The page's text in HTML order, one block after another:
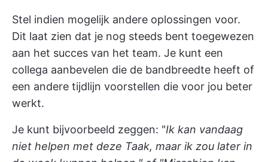
Stel indien mogelijk andere oplossingen voor.
Dit laat zien dat je nog steeds bent toegewezen
aan het succes van het team. Je kunt een
collega aanbevelen die de bandbreedte heeft of
een andere tijdlijn voorstellen die voor jou beter
werkt.
Je kunt bijvoorbeeld zeggen: "Ik kan vandaag
niet helpen met deze Taak, maar ik zou later in